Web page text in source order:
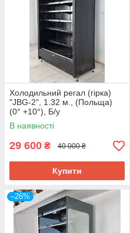
Холодильний регал (гірка)
"JBG-2", 1.32 м., (Польща)
(0° +10°), Б/у
В наявності
29 600 ₴ 40 000 ₴
Купити
–26%